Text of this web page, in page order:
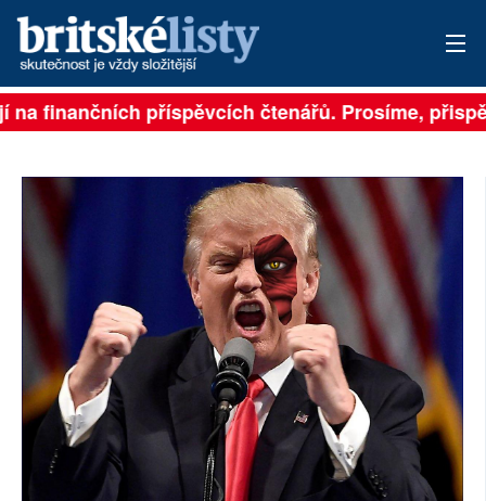
PŘIHLÁSIT
ARCHIV
ROZHOVORY
TÉMATA
NEJČTENĚJŠÍ ZA 7 DNÍ
AUTOŘI
PŘÍSPĚVKY NA PROVOZ
finančních příspěvcích čtenářů. Prosíme,